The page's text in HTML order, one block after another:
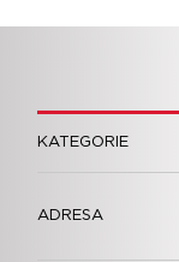
KATEGORIE
ADRESA